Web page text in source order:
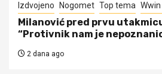
Izdvojeno Nogomet Top tema Wwin
Milanović pred prvu
“Protivnik nam je
2 dana ago